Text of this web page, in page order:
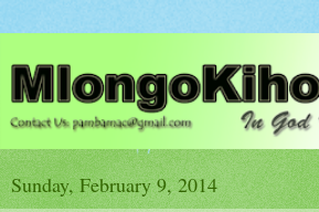
Sunday, February 9, 2014